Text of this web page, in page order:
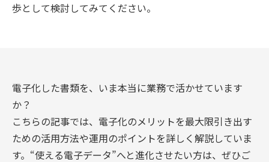
歩として検討してみてください。
電子化した書類を、いま本当に業務で活かせています
か？
こちらの記事では、電子化のメリットを最大限引き出す
ための活用方法や運用のポイントを詳しく解説していま
す。“使える電子データ”へと進化させたい方は、ぜひご